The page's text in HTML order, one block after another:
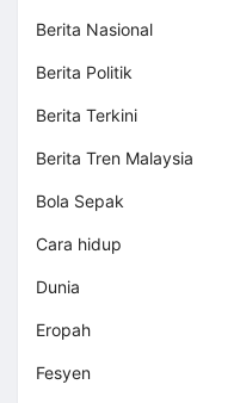
Berita Nasional
Berita Politik
Berita Terkini
Berita Tren Malaysia
Bola Sepak
Cara hidup
Dunia
Eropah
Fesyen